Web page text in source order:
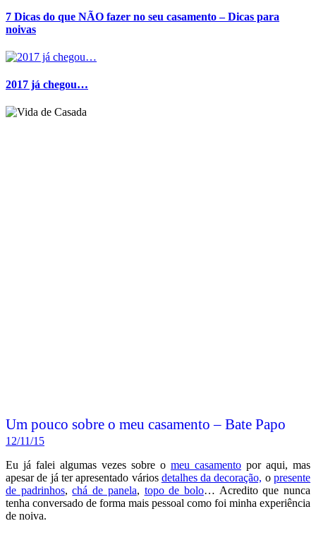
7 Dicas do que NÃO fazer no seu casamento – Dicas para
noivas
2017 já chegou…
Um pouco sobre o meu casamento – Bate Papo
12/11/15
Eu já falei algumas vezes sobre o meu casamento por aqui, mas
apesar de já ter apresentado vários detalhes da decoração, opresente
de padrinhos,chá de panela, topo de bolo… Acredito que nunca
tenha conversado de forma mais pessoal como foi minha experiência
de noiva.